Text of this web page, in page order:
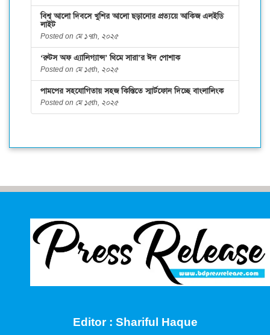
বিশ্ব আলো দিবসে খুশির আলো ছড়ানোর প্রত্যয়ে আকিজ এলইডি
লাইট
Posted on মে ১৭th, ২০২৫
‘রুটস অফ এ্যালিগ্যান্স’ থিমে সারা’র ঈদ পোশাক
Posted on মে ১৫th, ২০২৫
পামপের সহযোগিতায় সহজ কিস্তিতে স্মার্টফোন দিচ্ছে বাংলালিংক
Posted on মে ১৫th, ২০২৫
Editor : Shariful Haque